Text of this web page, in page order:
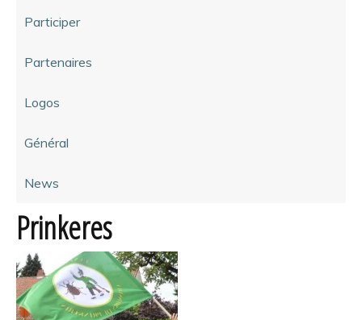
Participer
Partenaires
Logos
Général
News
Prinkeres